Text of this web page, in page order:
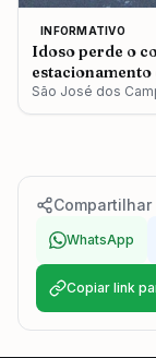
INFORMATIVO
Idoso perde o
São José dos
WhatsApp
Copiar link